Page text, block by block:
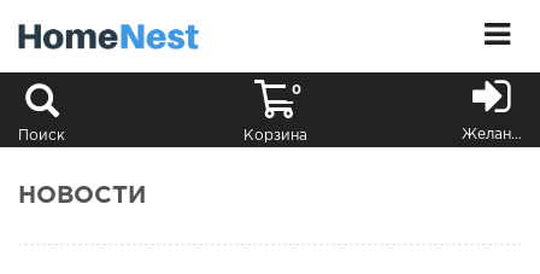
Поиск
0
Корзина Желания
НОВОСТИ